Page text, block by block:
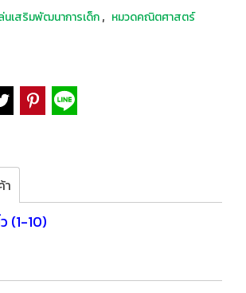
นเสริมพัฒนาการเด็ก, หมวดคณิตศาสตร์
า
(1-10)